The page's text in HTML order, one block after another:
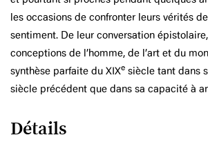
les occasions de confronter leurs vérités
sentiment. De leur conversation
conceptions de l’homme, de l’art et du
synthèse parfaite du XIXe siècle tant dans
siècle précédent que dans sa capacité à
Détails